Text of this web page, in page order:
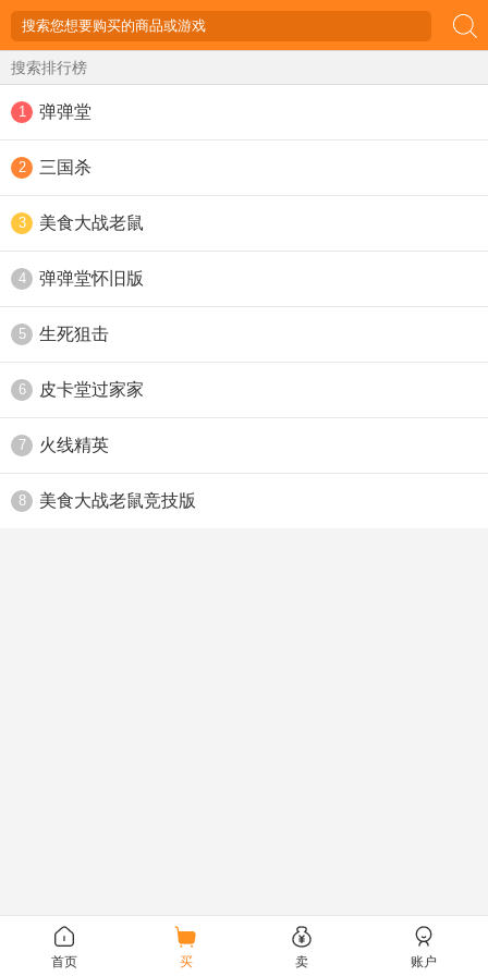
搜索排行榜
1 弹弹堂
2 三国杀
3 美食大战老鼠
4 弹弹堂怀旧版
5 生死狙击
6 皮卡堂过家家
7 火线精英
8 美食大战老鼠竞技版
首页 买 卖 账户